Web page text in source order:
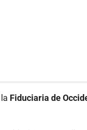
Fiduciaria de